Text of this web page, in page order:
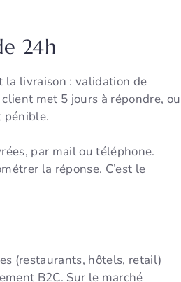
24h
la livraison : validation de
met 5 jours à répondre, ou
pénible.
par mail ou téléphone.
la réponse. C’est le
(restaurants, hôtels, retail)
B2C. Sur le marché